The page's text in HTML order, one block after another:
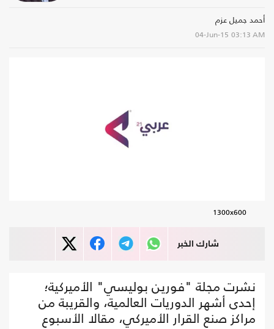
أحمد جميل عزم
04-Jun-15 03:13 AM
1300x600
شارك الخبر
نشرت مجلة "فورين بوليسي" الأميركية؛
إحدى أشهر الدوريات العالمية، والقريبة من
مراكز صنع القرار الأميركي، مقالا الأسبوع